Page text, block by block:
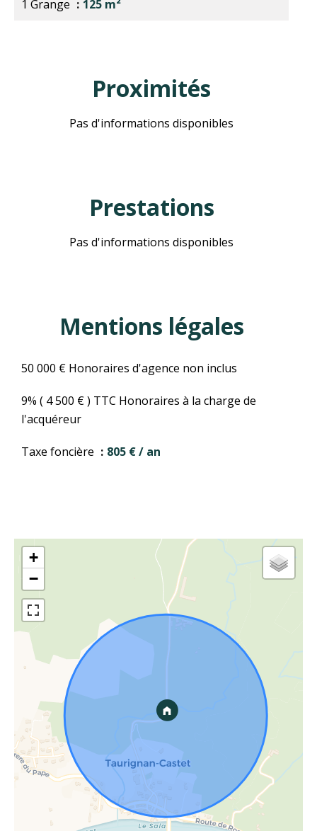
1 Grange 125 m²
Proximités
Pas d'informations disponibles
Prestations
Pas d'informations disponibles
Mentions légales
50 000 € Honoraires d'agence non inclus
9% ( 4 500 € ) TTC Honoraires à la charge de
l'acquéreur
Taxe foncière 805 € / an
+
−